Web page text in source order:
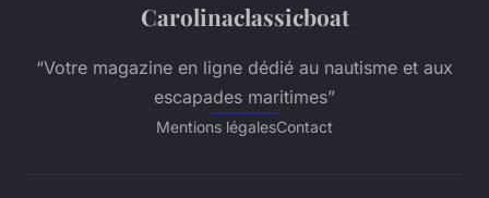
Carolinaclassicboat
“Votre magazine en ligne dédié au nautisme et aux
escapades maritimes”
Mentions légalesContact